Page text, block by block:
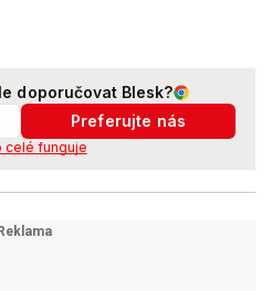
doporučovat Blesk?
Preferujte nás
celé funguje